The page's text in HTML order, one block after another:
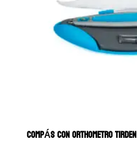
COMPÁS CON ORTHOMETRO TIRDEN